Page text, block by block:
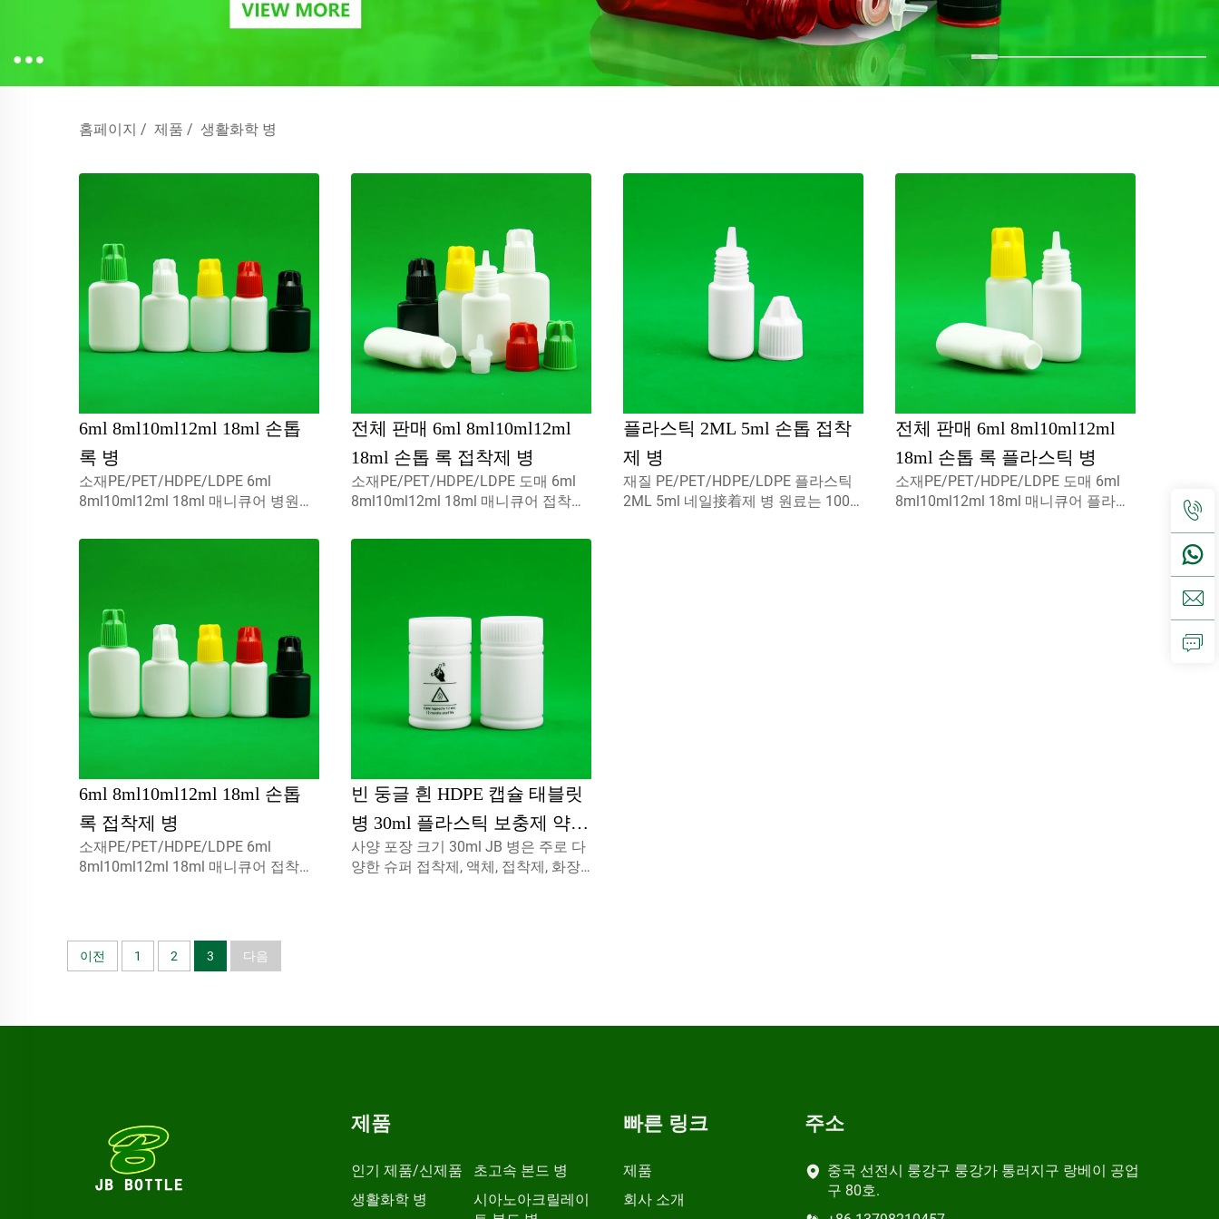
홈페이지 / 제품 / 생활화학 병
6ml 8ml10ml12ml 18ml 손톱
록 병
소재PE/PET/HDPE/LDPE 6ml
8ml10ml12ml 18ml 매니큐어 병원료
고, 환경 친화적이며 식품 포장에 적합
전체 판매 6ml 8ml10ml12ml
18ml 손톱 록 접착제 병
소재PE/PET/HDPE/LDPE 도매 6ml
8ml10ml12ml 18ml 매니큐어 접착제
하며, 환경 친화적이며 식품 포장에 완
플라스틱 2ML 5ml 손톱 접착
제 병
재질 PE/PET/HDPE/LDPE 플라스틱
2ML 5ml 네일接着제 병 원료는 100%
전체 판매 6ml 8ml10ml12ml
18ml 손톱 록 플라스틱 병
소재PE/PET/HDPE/LDPE 도매 6ml
8ml10ml12ml 18ml 매니큐어 플라스
6ml 8ml10ml12ml 18ml 손톱
록 접착제 병
소재PE/PET/HDPE/LDPE 6ml
8ml10ml12ml 18ml 매니큐어 접착제
세한 내용은 문의하세요.
빈 둥글 흰 HDPE 캡슐 태블릿
병 30ml 플라스틱 보충제 약
약 병
사양 포장 크기 30ml JB 병은 주로 다
양한 슈퍼 접착제, 액체, 접착제, 화장
이전 1 2 3 다음
제품
인기 제품/신제품
초고속 본드 병
생활화학 병
시아노아크릴레이
빠른 링크
제품
회사 소개
주소
중국 선전시 룽강구 룽강가 통러지구 랑베이 공업
구 80호.